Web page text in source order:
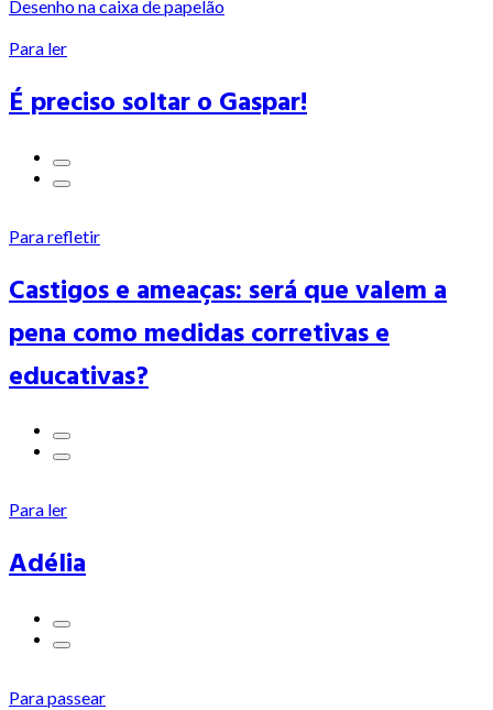
Desenho na caixa de papelão
Para ler
É preciso soltar o Gaspar!
Para refletir
Castigos e ameaças: será que valem a
pena como medidas corretivas e
educativas?
Para ler
Adélia
Para passear